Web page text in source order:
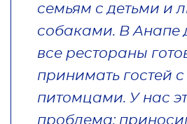
семьям с детьми и
собаками. В Анапе
все рестораны
принимать гостей с
питомцами. У нас
проблема: